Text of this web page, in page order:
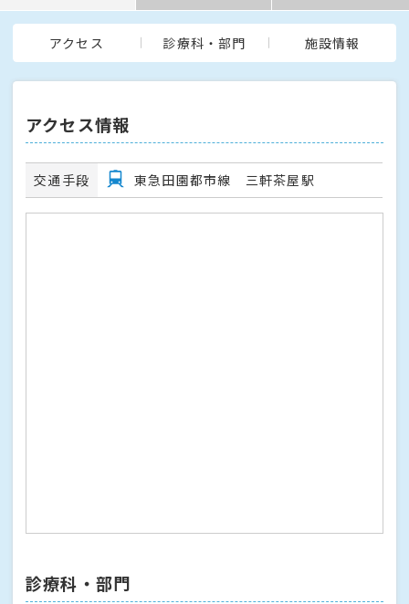
アクセス 診療科・部門 施設情報
アクセス情報
交通手段 東急田園都市線 三軒茶屋駅
診療科・部門